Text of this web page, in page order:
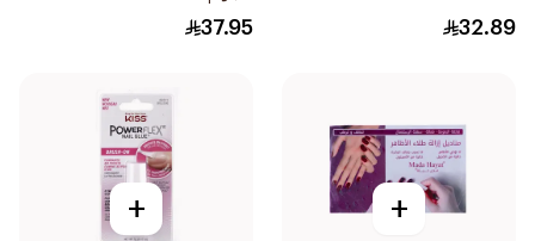
32.89
37.95
+
+